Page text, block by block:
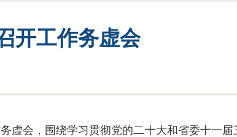
开工作务虚会
虚会，围绕学习贯彻党的二十大和省委十一